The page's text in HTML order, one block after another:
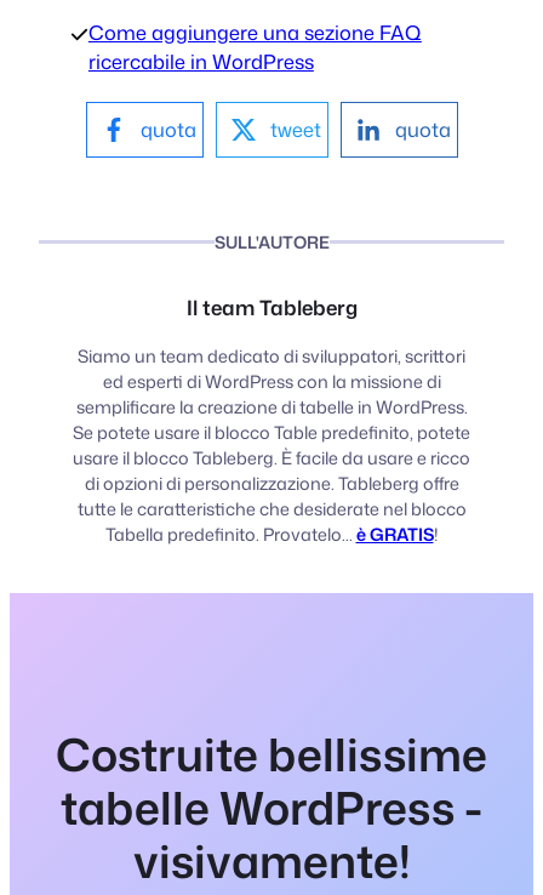
Come aggiungere una sezione FAQ
ricercabile in WordPress
quota tweet quota
SULL'AUTORE
Il team Tableberg
Siamo un team dedicato di sviluppatori, scrittori
ed esperti di WordPress con la missione di
semplificare la creazione di tabelle in WordPress.
Se potete usare il blocco Table predefinito, potete
usare il blocco Tableberg. È facile da usare e ricco
di opzioni di personalizzazione. Tableberg offre
tutte le caratteristiche che desiderate nel blocco
Tabella predefinito. Provatelo...è GRATIS!
Costruite bellissime
tabelle WordPress -
visivamente!